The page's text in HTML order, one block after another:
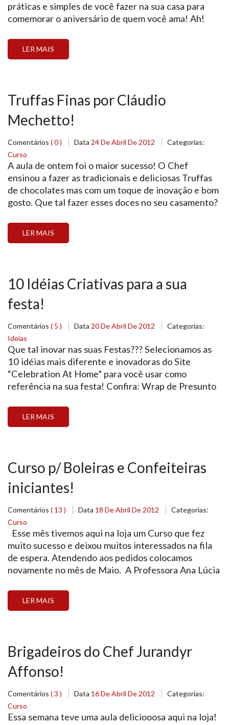
práticas e simples de você fazer na sua casa para
comemorar o aniversário de quem você ama! Ah!
toalhas, guloseimas e ingredientes você encontra
aqui na Loja Santo Antonio! Desperte sua
LER MAIS
Truffas Finas por Cláudio
Mechetto!
Comentários ( 0 ) Data 24 De Abril De 2012
Categorias:
Curso
A aula de ontem foi o maior sucesso! O Chef
ensinou a fazer as tradicionais e deliciosas Truffas
de chocolates mas com um toque de inovação e bom
gosto. Que tal fazer esses doces no seu casamento?
peroladas
LER MAIS
10 Idéias Criativas para a sua
festa!
Comentários ( 5 ) Data 20 De Abril De 2012
Categorias:
Ideias
Que tal inovar nas suas Festas??? Selecionamos as
10 idéias mais diferente e inovadoras do Site
“Celebration At Home” para você usar como
referência na sua festa! Confira: Wrap de Presunto
novos, velhos e de diferentes tamanhos com flores
para a decoração Aguá ou Suco servidos com […]
LER MAIS
Curso p/ Boleiras e Confeiteiras
iniciantes!
Comentários ( 13 ) Data 18 De Abril De 2012
Categorias:
Curso
Esse mês tivemos aqui na loja um Curso que fez
muito sucesso e deixou muitos interessados na fila
de espera. Atendendo aos pedidos colocamos
novamente no mês de Maio. A Professora Ana Lúcia
Bolos e Confeitaria e p/ finalizar fez 10 bolos
decorados em aula. […]
LER MAIS
Brigadeiros do Chef Jurandyr
Affonso!
Comentários ( 3 ) Data 16 De Abril De 2012
Categorias:
Curso
Essa semana teve uma aula deliciooosa aqui na loja!